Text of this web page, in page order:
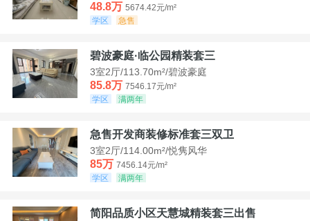
48.8万 5674.42元/m²
学区
急售
碧波豪庭·临公园精装套三
3室2厅/113.70m²/碧波豪庭
85.8万 7546.17元/m²
学区
满两年
急售开发商装修标准套三双卫
3室2厅/114.00m²/悦隽风华
85万 7456.14元/m²
学区
满两年
简阳品质小区天慧城精装套三出售